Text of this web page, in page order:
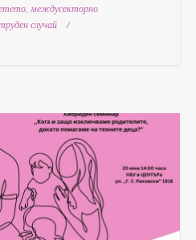
междусекторно
случай